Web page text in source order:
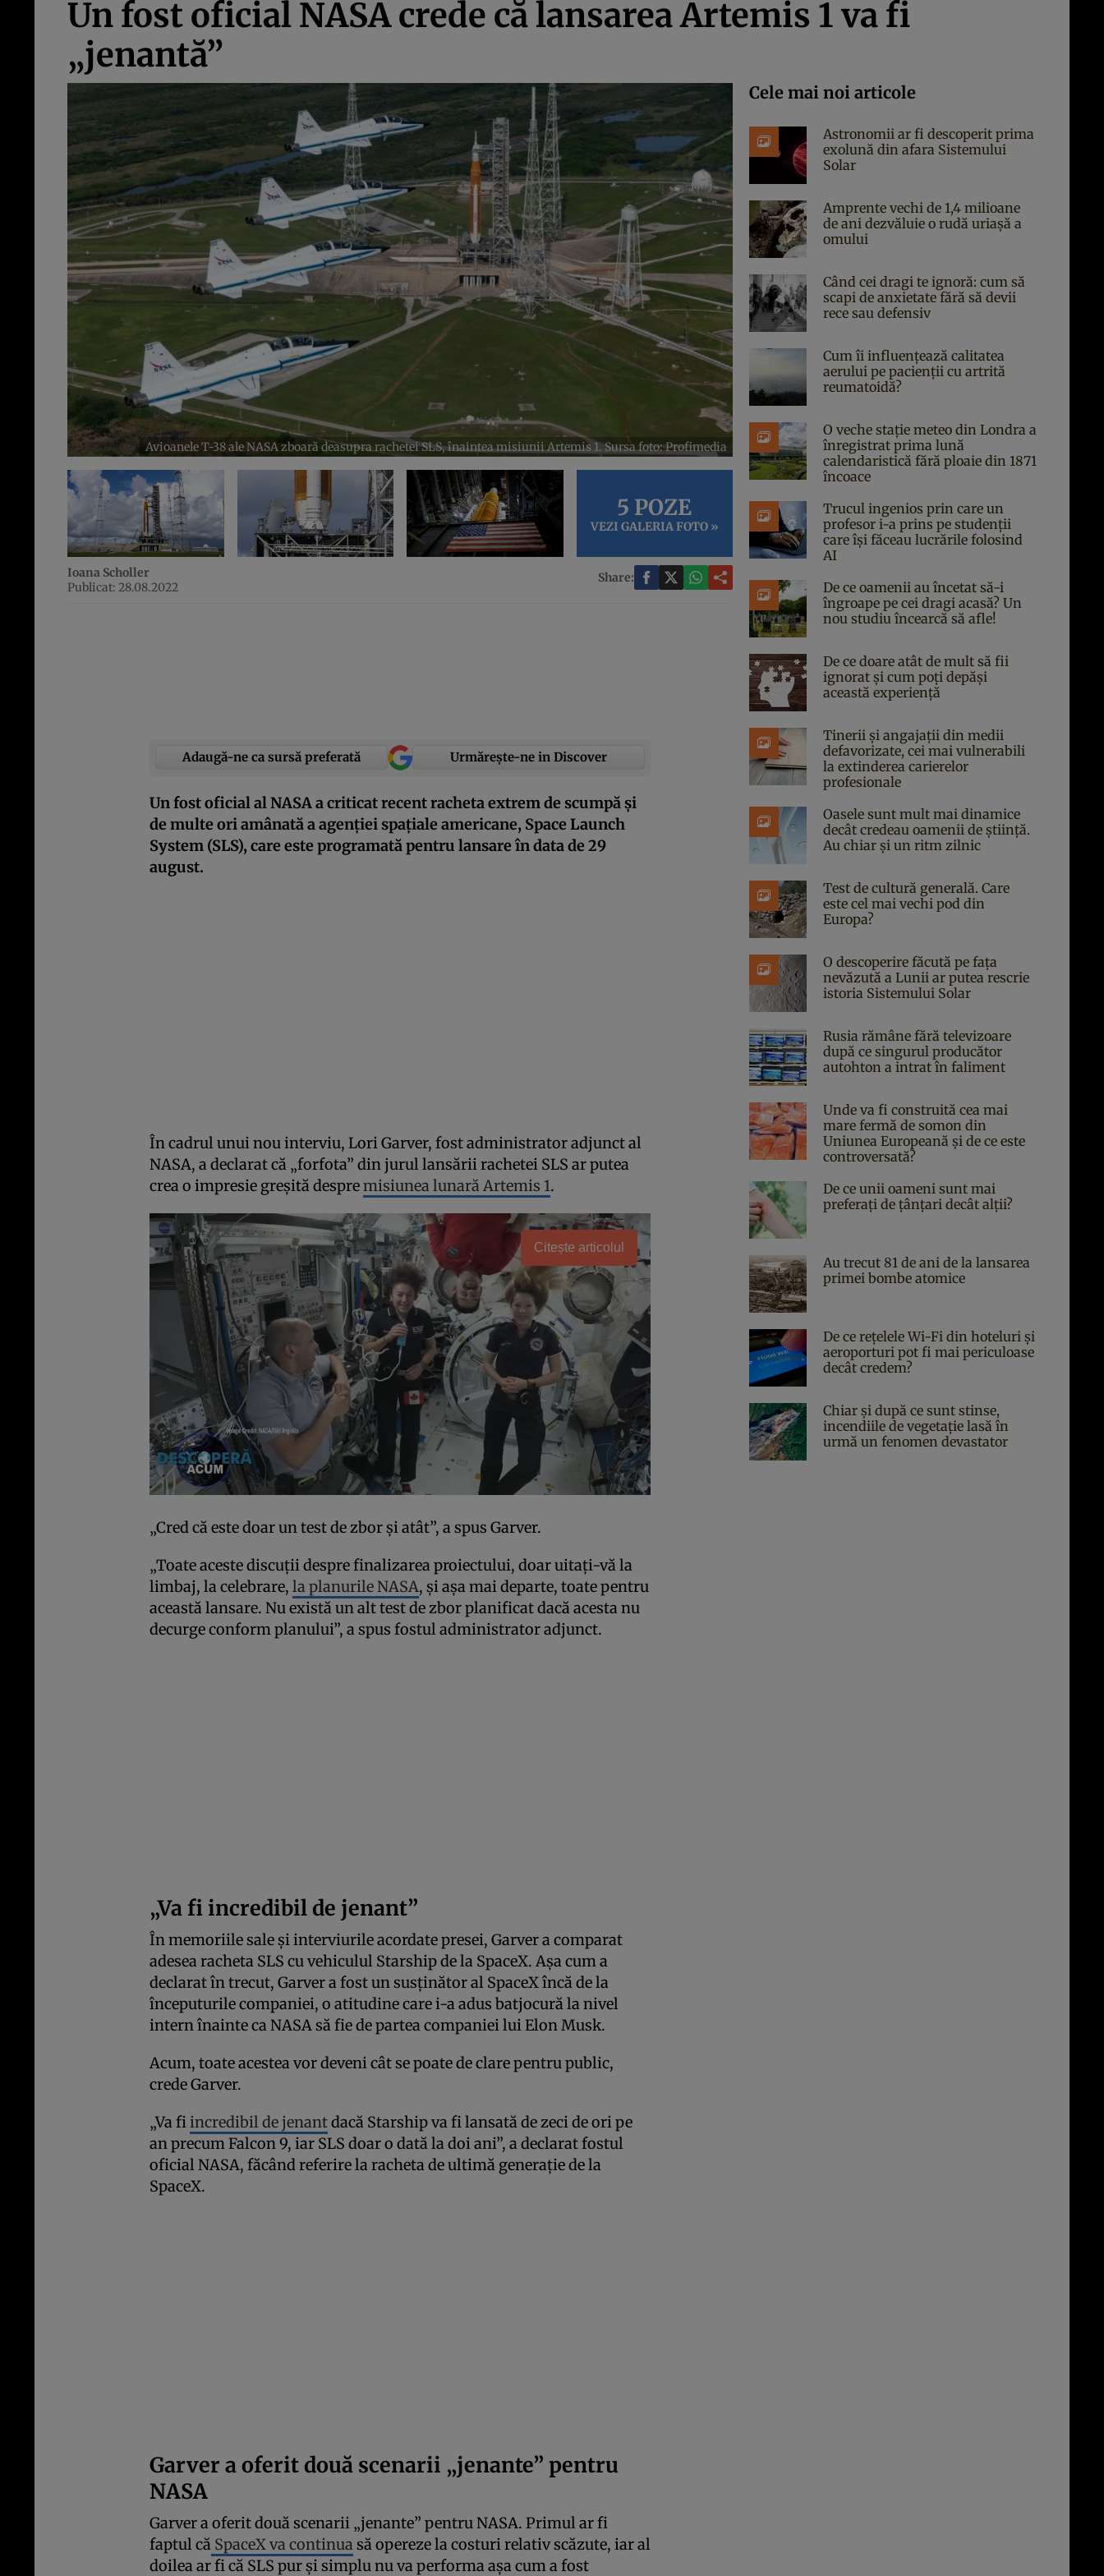
Un fost oficial NASA crede că lansarea Artemis 1 va fi
„jenantă”
Avioanele T-38 ale NASA zboară deasupra rachetei SLS, înaintea misiunii Artemis 1. Sursa foto: Profimedia
5 POZE
VEZI GALERIA FOTO »
Ioana Scholler
Publicat: 28.08.2022
Share:
Adaugă-ne ca sursă preferată Urmărește-ne in Discover
Un fost oficial al NASA a criticat recent racheta extrem de scumpă și
de multe ori amânată a agenției spațiale americane, Space Launch
System (SLS), care este programată pentru lansare în data de 29
august.
În cadrul unui nou interviu, Lori Garver, fost administrator adjunct al
NASA, a declarat că „forfota” din jurul lansării rachetei SLS ar putea
crea o impresie greșită despremisiunea lunară Artemis 1.
Citește articolul
„Cred că este doar un test de zbor și atât”, a spus Garver.
„Toate aceste discuții despre finalizarea proiectului, doar uitați-vă la
limbaj, la celebrare, la planurile NASA, și așa mai departe, toate pentru
această lansare. Nu există un alt test de zbor planificat dacă acesta nu
decurge conform planului”, a spus fostul administrator adjunct.
„Va fi incredibil de jenant”
În memoriile sale și interviurile acordate presei, Garver a comparat
adesea racheta SLS cu vehiculul Starship de la SpaceX. Așa cum a
declarat în trecut, Garver a fost un susținător al SpaceX încă de la
începuturile companiei, o atitudine care i-a adus batjocură la nivel
intern înainte ca NASA să fie de partea companiei lui Elon Musk.
Acum, toate acestea vor deveni cât se poate de clare pentru public,
crede Garver.
„Va fiincredibil de jenantdacă Starship va fi lansată de zeci de ori pe
an precum Falcon 9, iar SLS doar o dată la doi ani”, a declarat fostul
oficial NASA, făcând referire la racheta de ultimă generație de la
SpaceX.
Garver a oferit două scenarii „jenante” pentru
NASA
Garver a oferit două scenarii „jenante” pentru NASA. Primul ar fi
faptul că SpaceX va continua să opereze la costuri relativ scăzute, iar al
doilea ar fi că SLS pur și simplu nu va performa așa cum a fost
Cele mai noi articole
Astronomii ar fi descoperit prima
exolună din afara Sistemului
Solar
Amprente vechi de 1,4 milioane
de ani dezvăluie o rudă uriașă a
omului
Când cei dragi te ignoră: cum să
scapi de anxietate fără să devii
rece sau defensiv
Cum îi influențează calitatea
aerului pe pacienții cu artrită
reumatoidă?
O veche stație meteo din Londra a
înregistrat prima lună
calendaristică fără ploaie din 1871
încoace
Trucul ingenios prin care un
profesor i-a prins pe studenții
care își făceau lucrările folosind
AI
De ce oamenii au încetat să-i
îngroape pe cei dragi acasă? Un
nou studiu încearcă să afle!
De ce doare atât de mult să fii
ignorat și cum poți depăși
această experiență
Tinerii și angajații din medii
defavorizate, cei mai vulnerabili
la extinderea carierelor
profesionale
Oasele sunt mult mai dinamice
decât credeau oamenii de știință.
Au chiar și un ritm zilnic
Test de cultură generală. Care
este cel mai vechi pod din
Europa?
O descoperire făcută pe fața
nevăzută a Lunii ar putea rescrie
istoria Sistemului Solar
Rusia rămâne fără televizoare
după ce singurul producător
autohton a intrat în faliment
Unde va fi construită cea mai
mare fermă de somon din
Uniunea Europeană și de ce este
controversată?
De ce unii oameni sunt mai
preferați de țânțari decât alții?
Au trecut 81 de ani de la lansarea
primei bombe atomice
De ce rețelele Wi-Fi din hoteluri și
aeroporturi pot fi mai periculoase
decât credem?
Chiar și după ce sunt stinse,
incendiile de vegetație lasă în
urmă un fenomen devastator